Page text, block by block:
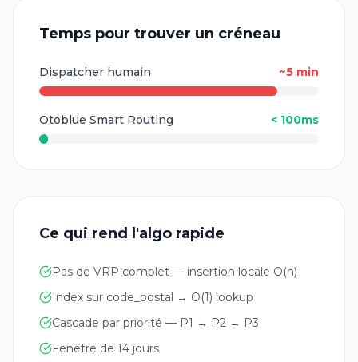
Temps pour trouver un créneau
Dispatcher humain ~5 min
Otoblue Smart Routing < 100ms
Ce qui rend l'algo rapide
Pas de VRP complet — insertion locale O(n)
Index sur code_postal → O(1) lookup
Cascade par priorité — P1 → P2 → P3
Fenêtre de 14 jours